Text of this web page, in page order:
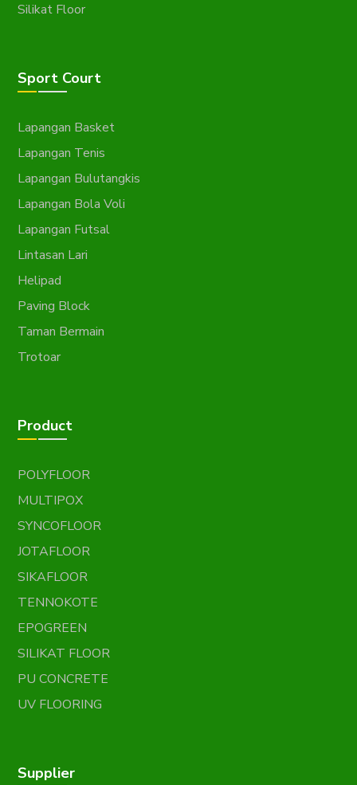
Silikat Floor
Sport Court
Lapangan Basket
Lapangan Tenis
Lapangan Bulutangkis
Lapangan Bola Voli
Lapangan Futsal
Lintasan Lari
Helipad
Paving Block
Taman Bermain
Trotoar
Product
POLYFLOOR
MULTIPOX
SYNCOFLOOR
JOTAFLOOR
SIKAFLOOR
TENNOKOTE
EPOGREEN
SILIKAT FLOOR
PU CONCRETE
UV FLOORING
Supplier